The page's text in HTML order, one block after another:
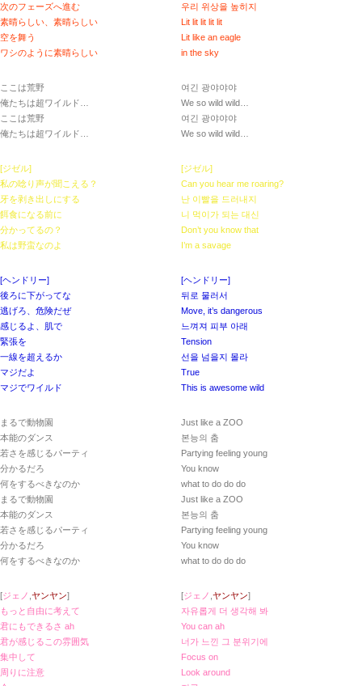
次のフェーズへ進む
素晴らしい、素晴らしい
空を舞う
ワシのように素晴らしい
ここは荒野
俺たちは超ワイルド…
ここは荒野
俺たちは超ワイルド…
[ジゼル]
私の唸り声が聞こえる？
牙を剥き出しにする
餌食になる前に
分かってるの？
私は野蛮なのよ
[ヘンドリー]
後ろに下がってな
逃げろ、危険だぜ
感じるよ、肌で
緊張を
一線を超えるか
マジだよ
マジでワイルド
まるで動物園
本能のダンス
若さを感じるパーティ
分かるだろ
何をするべきなのか
まるで動物園
本能のダンス
若さを感じるパーティ
分かるだろ
何をするべきなのか
[ジェノ ヤンヤン]
もっと自由に考えて
君にもできるさ ah
君が感じるこの雰囲気
集中して
周りに注意
우리 위상을 높히지
Lit lit lit lit lit
Lit like an eagle
in the sky
여긴 광야야야
We so wild wild…
여긴 광야야야
We so wild wild…
[ジゼル]
Can you hear me roaring?
난 이빨을 드러내지
니 먹이가 되는 대신
Don’t you know that
I’m a savage
[ヘンドリー]
뒤로 물러서
Move, it’s dangerous
느껴져 피부 아래
Tension
선을 넘을지 몰라
True
This is awesome wild
Just like a ZOO
본능의 춤
Partying feeling young
You know
what to do do do
Just like a ZOO
본능의 춤
Partying feeling young
You know
what to do do do
[ジェノ ヤンヤン]
자유롭게 더 생각해 봐
You can ah
너가 느낀 그 분위기에
Focus on
Look around